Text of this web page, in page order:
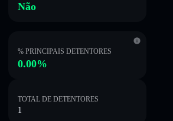
Não
% PRINCIPAIS DETENTORES
0.00%
TOTAL DE DETENTORES
1